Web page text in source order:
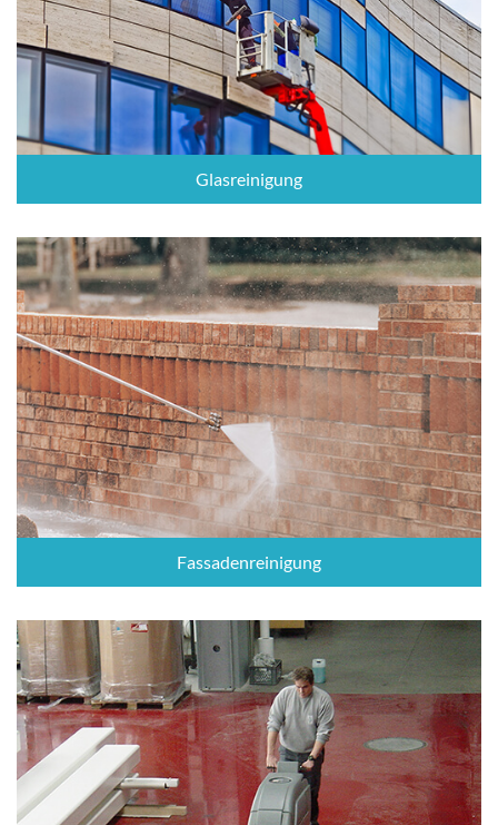
Glasreinigung
Fassadenreinigung